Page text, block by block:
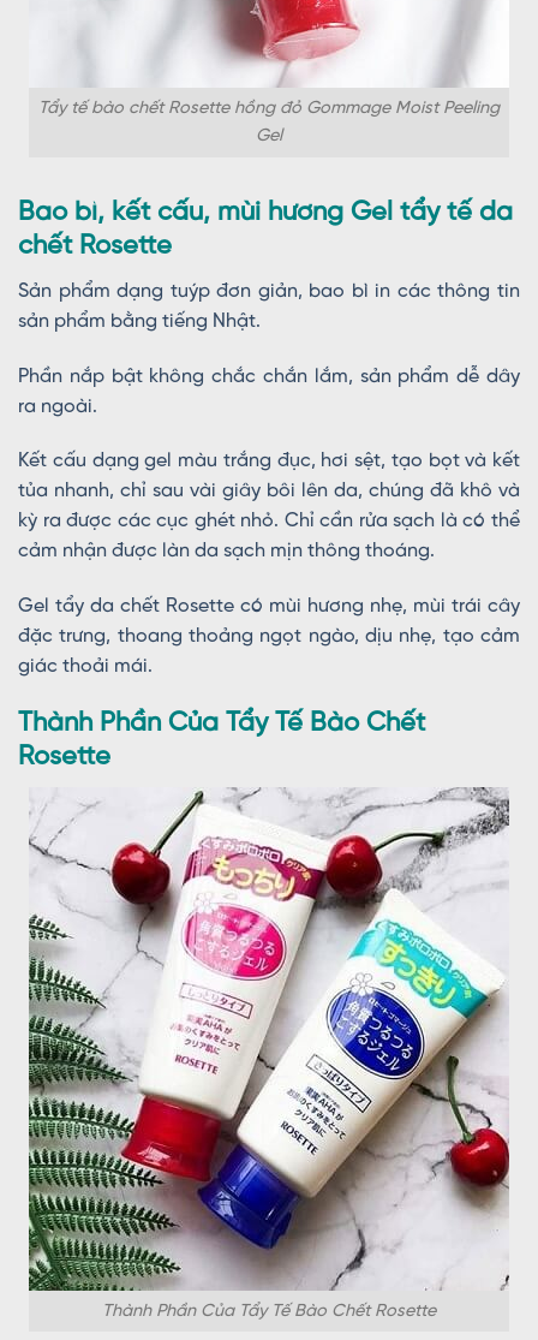
Tẩy tế bào chết Rosette hồng đỏ Gommage Moist Peeling
Gel
Bao bì, kết cấu, mùi hương Gel tẩy tế da
chết Rosette
Sản phẩm dạng tuýp đơn giản, bao bì in các thông tin
sản phẩm bằng tiếng Nhật.
Phần nắp bật không chắc chắn lắm, sản phẩm dễ dây
ra ngoài.
Kết cấu dạng gel màu trắng đục, hơi sệt, tạo bọt và kết
tủa nhanh, chỉ sau vài giây bôi lên da, chúng đã khô và
kỳ ra được các cục ghét nhỏ. Chỉ cần rửa sạch là có thể
cảm nhận được làn da sạch mịn thông thoáng.
Gel tẩy da chết Rosette có mùi hương nhẹ, mùi trái cây
đặc trưng, thoang thoảng ngọt ngào, dịu nhẹ, tạo cảm
giác thoải mái.
Thành Phần Của Tẩy Tế Bào Chết
Rosette
Thành Phần Của Tẩy Tế Bào Chết Rosette